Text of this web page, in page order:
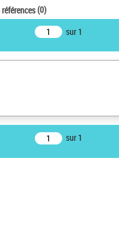
(0)
sur 1
sur 1